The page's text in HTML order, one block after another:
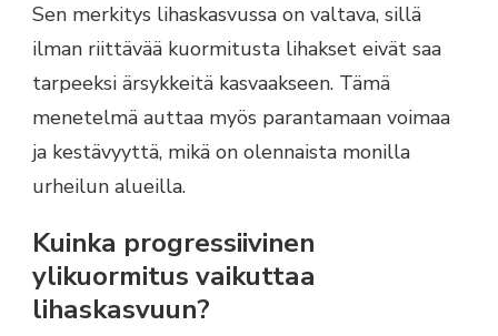
Sen merkitys lihaskasvussa on valtava, sillä
ilman riittävää kuormitusta lihakset eivät saa
tarpeeksi ärsykkeitä kasvaakseen. Tämä
menetelmä auttaa myös parantamaan voimaa
ja kestävyyttä, mikä on olennaista monilla
urheilun alueilla.
Kuinka progressiivinen
ylikuormitus vaikuttaa
lihaskasvuun?